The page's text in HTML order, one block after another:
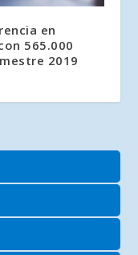
en
565.000
2019